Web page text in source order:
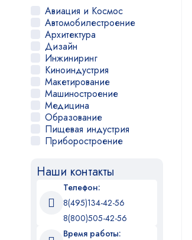
Winbo
Wuhan CTS
XYZPrinting
Zenit
Zortrax
ЦТКАТ
Шоу-Дизайн
3DGence
3DLAM
Anisoprint
Builder
F2 innovations
FLSUN
MINGDA
Авиация и Космос
Автомобилестроение
Архитектура
Дизайн
Инжиниринг
Киноиндустрия
Макетирование
Машиностроение
Медицина
Образование
Пищевая индустрия
Приборостроение
Реклама
Робототехника
Стоматология
Хобби
Ювелирное дело
Наши контакты
Телефон:
8(495)134-42-56
8(800)505-42-56
Время работы: